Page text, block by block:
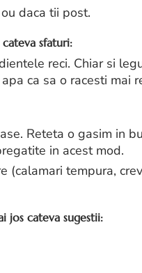
daca tii post.
sfaturi:
reci. Chiar si
ca sa o racesti mai
Reteta o gasim in
in acest mod.
tempura,
jos cateva sugestii: